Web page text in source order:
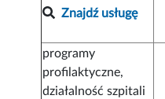
Znajdź usługę
programy
profilaktyczne,
działalność szpitali